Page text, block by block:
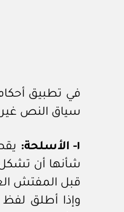
في تطبيق
سياق النص
١- الأسلحة:
شأنها أن تشكل
قبل المفتش
وإذا أطلق لفظ